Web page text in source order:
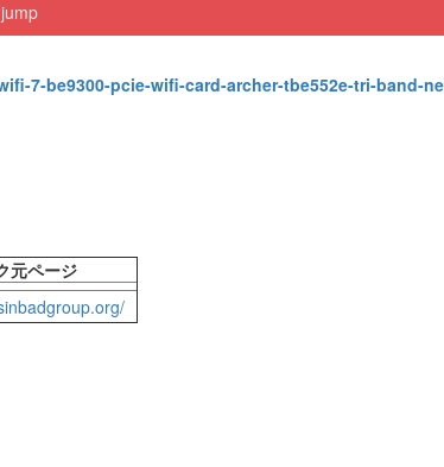
jump
7-be9300-pcie-wifi-card-archer-tbe552e-tri-band-
元ページ